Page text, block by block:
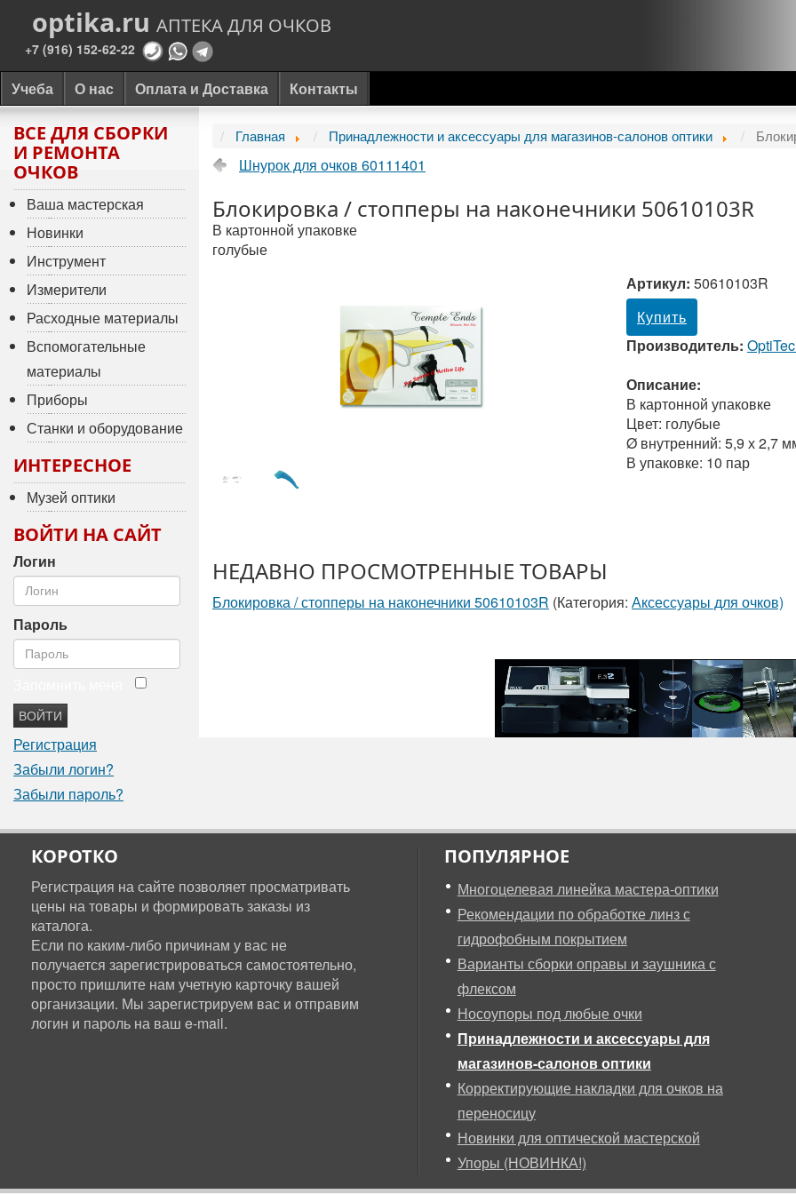
optika.ruАПТЕКА ДЛЯ ОЧКОВ
+7 (916) 152-62-22
Учеба О нас Оплата и Доставка Контакты
ВСЕ ДЛЯ СБОРКИ
И РЕМОНТА
ОЧКОВ
Ваша мастерская
Новинки
Инструмент
Измерители
Расходные материалы
Вспомогательные
материалы
Приборы
Станки и оборудование
ИНТЕРЕСНОЕ
Музей оптики
ВОЙТИ НА САЙТ
Логин
Пароль
ВОЙТИ
Регистрация
Забыли логин?
Забыли пароль?
Главная Принадлежности и аксессуары для магазинов-салонов оптики
Шнурок для очков 60111401
Блокировка / стопперы на наконечники 50610103R
В картонной упаковке
голубые
Артикул: 50610103R
Купить
Производитель:
Описание:
В картонной упаковке
Цвет: голубые
Ø внутренний: 5,9 х 2,7
В упаковке: 10 пар
НЕДАВНО ПРОСМОТРЕННЫЕ ТОВАРЫ
Блокировка / стопперы на наконечники 50610103R (Категория: Аксессуары для очков)
КОРОТКО
Регистрация на сайте позволяет просматривать
цены на товары и формировать заказы из
каталога.
Если по каким-либо причинам у вас не
получается зарегистрироваться самостоятельно,
просто пришлите нам учетную карточку вашей
организации. Мы зарегистрируем вас и отправим
логин и пароль на ваш e-mail.
ПОПУЛЯРНОЕ
Многоцелевая линейка мастера-оптики
Рекомендации по обработке линз с
гидрофобным покрытием
Варианты сборки оправы и заушника с
флексом
Носоупоры под любые очки
Принадлежности и аксессуары для
магазинов-салонов оптики
Корректирующие накладки для очков на
переносицу
Новинки для оптической мастерской
Упоры (НОВИНКА!)